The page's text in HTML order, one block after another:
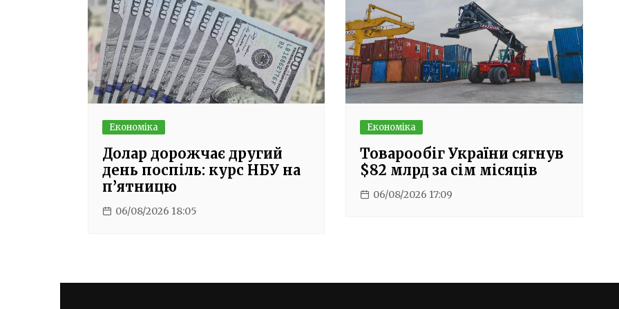
Економіка
Долар дорожчає другий
день поспіль: курс НБУ на
п’ятницю
06/08/2026 18:05
Економіка
Товарообіг України сягнув
$82 млрд за сім місяців
06/08/2026 17:09